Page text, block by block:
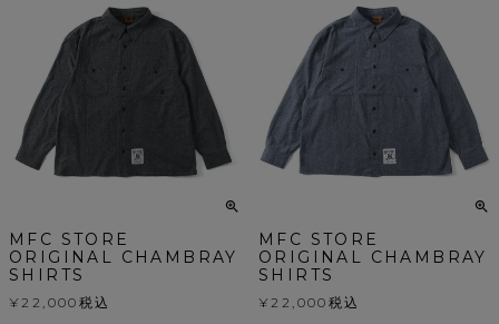
MFC STORE
ORIGINAL CHAMBRAY
SHIRTS
¥ 22,000 税込
MFC STORE
ORIGINAL CHAMBRAY
SHIRTS
¥ 22,000 税込